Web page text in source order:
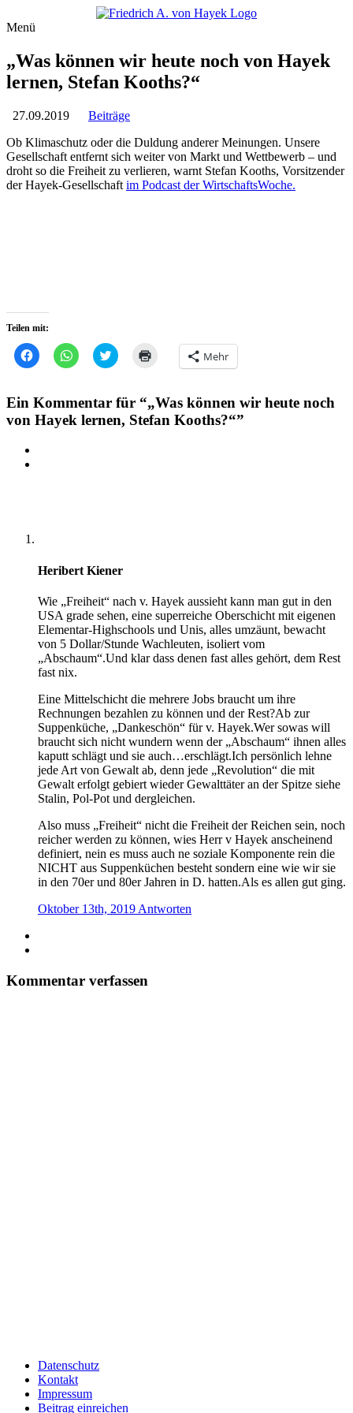
Menü
„Was können wir heute noch von Hayek
lernen, Stefan Kooths?“
27.09.2019
Beiträge
Ob Klimaschutz oder die Duldung anderer Meinungen. Unsere
Gesellschaft entfernt sich weiter von Markt und Wettbewerb – und
droht so die Freiheit zu verlieren, warnt Stefan Kooths, Vorsitzender
der Hayek-Gesellschaft im Podcast der WirtschaftsWoche.
Teilen mit:
Klick,
um
zu
teilen
(Wird
in
Klicken,
um
teilen
(Wird
in
Klick,
um
zu
teilen
(Wird
in
Ausdrucken
in
neuem
Fenster
geöffnet)
Mehr
Ein Kommentar für “„Was können wir heute noch
von Hayek lernen, Stefan Kooths?“”
Heribert Kiener
Wie „Freiheit“ nach v. Hayek aussieht kann man gut in den
USA grade sehen, eine superreiche Oberschicht mit eigenen
Elementar-Highschools und Unis, alles umzäunt, bewacht
von 5 Dollar/Stunde Wachleuten, isoliert vom
„Abschaum“.Und klar dass denen fast alles gehört, dem Rest
fast nix.
Eine Mittelschicht die mehrere Jobs braucht um ihre
Rechnungen bezahlen zu können und der Rest?Ab zur
Suppenküche, „Dankeschön“ für v. Hayek.Wer sowas will
braucht sich nicht wundern wenn der „Abschaum“ ihnen alles
kaputt schlägt und sie auch…erschlägt.Ich persönlich lehne
jede Art von Gewalt ab, denn jede „Revolution“ die mit
Gewalt erfolgt gebiert wieder Gewalttäter an der Spitze siehe
Stalin, Pol-Pot und dergleichen.
Also muss „Freiheit“ nicht die Freiheit der Reichen sein, noch
reicher werden zu können, wies Herr v Hayek anscheinend
definiert, nein es muss auch ne soziale Komponente rein die
NICHT aus Suppenküchen besteht sondern eine wie wir sie
in den 70er und 80er Jahren in D. hatten.Als es allen gut ging.
Oktober 13th, 2019 Antworten
Kommentar verfassen
Datenschutz
Kontakt
Impressum
Beitrag einreichen